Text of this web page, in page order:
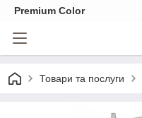
Premium Color
Товари та послуги